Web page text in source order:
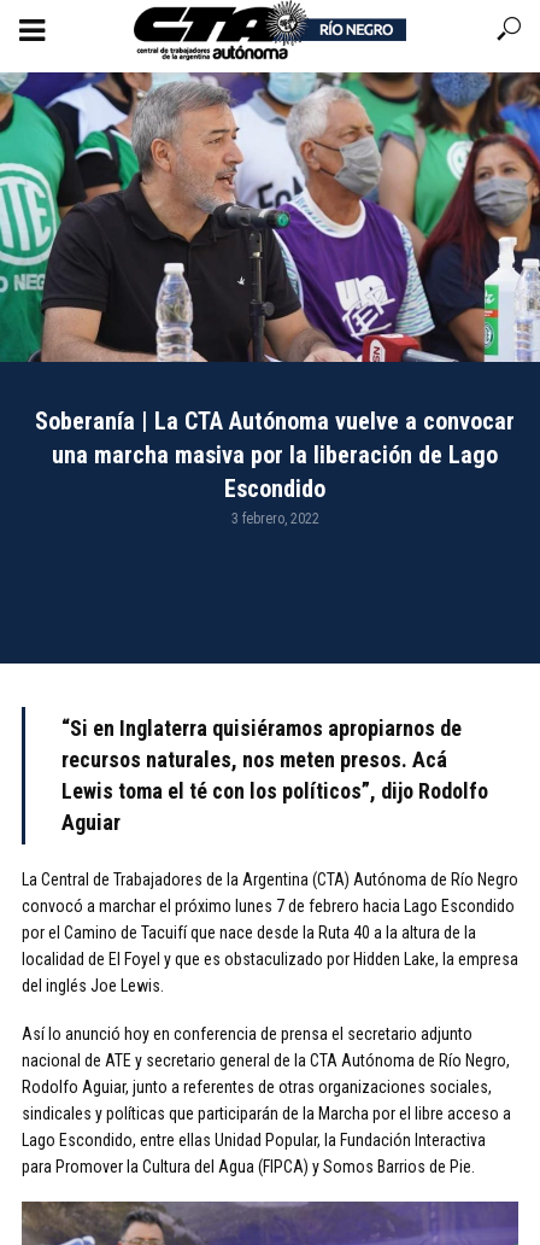
Soberanía | La CTA Autónoma vuelve a convocar
una marcha masiva por la liberación de Lago
Escondido
3 febrero, 2022
“Si en Inglaterra quisiéramos apropiarnos de
recursos naturales, nos meten presos. Acá
Lewis toma el té con los políticos”, dijo Rodolfo
Aguiar
La Central de Trabajadores de la Argentina (CTA) Autónoma de Río Negro
convocó a marchar el próximo lunes 7 de febrero hacia Lago Escondido
por el Camino de Tacuifí que nace desde la Ruta 40 a la altura de la
localidad de El Foyel y que es obstaculizado por Hidden Lake, la empresa
del inglés Joe Lewis.
Así lo anunció hoy en conferencia de prensa el secretario adjunto
nacional de ATE y secretario general de la CTA Autónoma de Río Negro,
Rodolfo Aguiar, junto a referentes de otras organizaciones sociales,
sindicales y políticas que participarán de la Marcha por el libre acceso a
Lago Escondido, entre ellas Unidad Popular, la Fundación Interactiva
para Promover la Cultura del Agua (FIPCA) y Somos Barrios de Pie.